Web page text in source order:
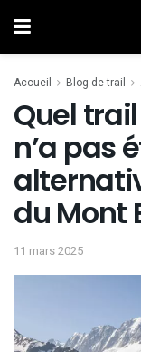
Accueil Blog de trail
Quel
n’a pas
du Mont
11 mars 2025